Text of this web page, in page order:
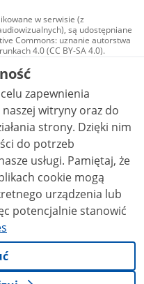
w serwisie (z
są udostępniane
Commons: uznanie autorstwa
4.0 (CC BY-SA 4.0).
w tym zdjęcia, materiały
na licencji typu
autorstwa użycie
zależnych 4.0 (CC BY-
to stwierdzone inaczej.
zapewnienia
witryny oraz do
Dzięki nim
do potrzeb
Pamiętaj, że
cookie mogą
urządzenia lub
potencjalnie stanowić